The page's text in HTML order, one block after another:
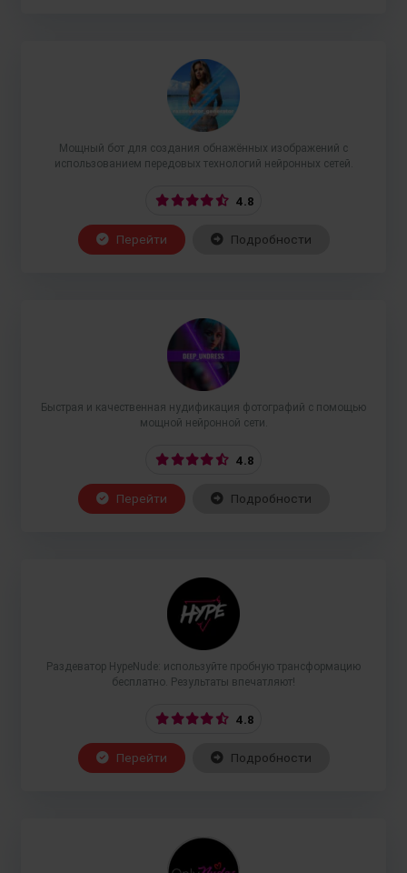
Мощный бот для создания обнажённых изображений с
использованием передовых технологий нейронных сетей.
4.8
Перейти Подробности
Быстрая и качественная нудификация фотографий с помощью
мощной нейронной сети.
4.8
Перейти Подробности
Раздеватор HypeNude: используйте пробную трансформацию
бесплатно. Результаты впечатляют!
4.8
Перейти Подробности